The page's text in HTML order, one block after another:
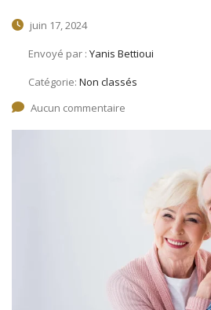
juin 17, 2024
Envoyé par : Yanis Bettioui
Catégorie: Non classés
Aucun commentaire